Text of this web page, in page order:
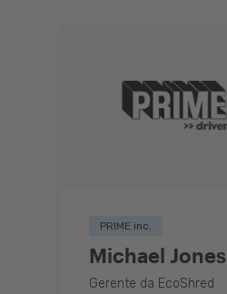
PRIME inc.
Michael Jones
Gerente da EcoShred